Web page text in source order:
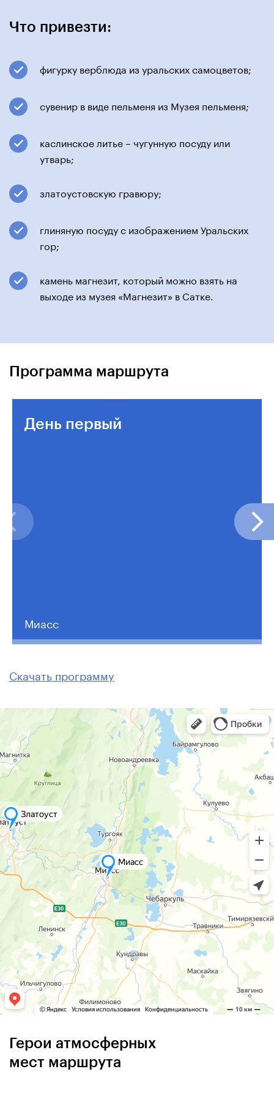
Что привезти:
фигурку верблюда из уральских самоцветов;
сувенир в виде пельменя из Музея пельменя;
каслинское литье – чугунную посуду или
утварь;
златоустовскую гравюру;
глиняную посуду с изображением Уральских
гор;
камень магнезит, который можно взять на
выходе из музея «Магнезит» в Сатке.
Программа маршрута
День первый
Миасс
Скачать программу
Герои атмосферных
мест маршрута